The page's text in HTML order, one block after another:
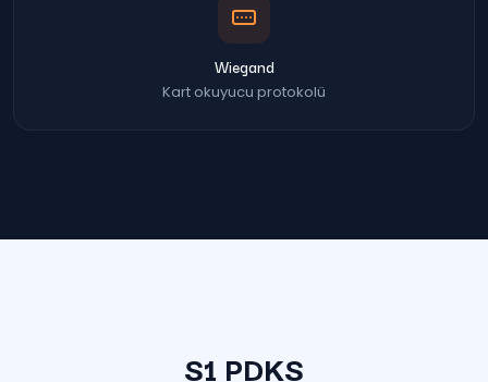
Wiegand
Kart okuyucu protokolü
S1 PDKS